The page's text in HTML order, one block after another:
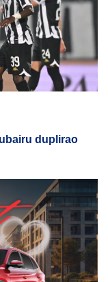
duplirao